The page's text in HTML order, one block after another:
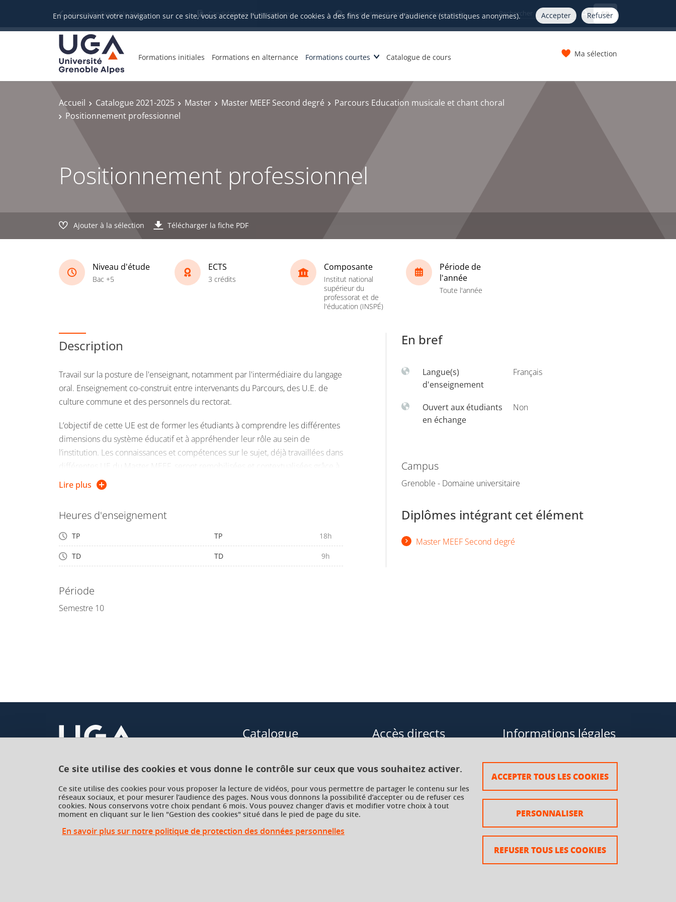
Ce site utilise des cookies et vous donne le contrôle sur ceux que vous souhaitez activer.
Ce site utilise des cookies pour vous proposer la lecture de vidéos, pour vous permettre de partager le contenu sur les
réseaux sociaux, et pour mesurer l’audience des pages. Nous vous donnons la possibilité d’accepter ou de refuser ces
cookies. Nous conservons votre choix pendant 6 mois. Vous pouvez changer d’avis et modifier votre choix à tout
moment en cliquant sur le lien "Gestion des cookies" situé dans le pied de page du site.
En savoir plus sur notre politique de protection des données personnelles
ACCEPTER TOUS LES COOKIES
REFUSER TOUS LES COOKIES
PERSONNALISER
En poursuivant votre navigation sur ce site, vous acceptez l'utilisation de cookies à des fins de mesure d'audience (statistiques anonymes). Accepter Refuser
Université Grenoble Alpes Candidatures et inscriptions Orientation et insertion professionnelle FR
Formations initiales Formations en alternance Formations courtes Catalogue de cours Ma sélection
Accueil Catalogue 2021-2025 Master Master MEEF Second degré
Parcours Education musicale et chant choral
Positionnement professionnel
Positionnement professionnel
Ajouter à la sélection Télécharger la fiche PDF
Niveau d'étude
Bac +5
ECTS
3 crédits
Composante
Institut national
supérieur du
professorat et de
l'éducation (INSPÉ)
Période de
l'année
Toute l'année
Description
Travail sur la posture de l'enseignant, notamment par l'intermédiaire du langage
oral. Enseignement co-construit entre intervenants du Parcours, des U.E. de
culture commune et des personnels du rectorat.
L’objectif de cette UE est de former les étudiants à comprendre les différentes
dimensions du système éducatif et à appréhender leur rôle au sein de
l’institution. Les connaissances et compétences sur le sujet, déjà travaillées dans
différentes UE du Master MEEF, seront remobilisées et contextualisées grâce à
des mises en situation professionnelles. Ces dernières pourront servir de
ressource afin d’aider les étudiants à prendre en compte tous les aspects du
Lire plus
Heures d'enseignement
TP TP 18h
TD TD 9h
Période
Semestre 10
En bref
Langue(s)
d'enseignement
Français
Ouvert aux étudiants
en échange
Non
Campus
Grenoble - Domaine universitaire
Diplômes intégrant cet élément
Master MEEF Second degré
Université Grenoble Alpes
621 avenue Centrale
38400 Saint-Martin-d'Hères
France
Catalogue
Formations courtes
Recherche par facultés, écoles,
instituts
Accès directs
Enseignements transversaux à
choix (ETC)
Informations légales
Plan du site
Mentions légales
Crédits
Accessibilité : non conforme